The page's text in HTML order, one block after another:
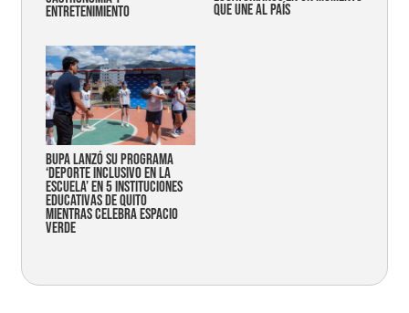
entretenimiento que une al país
Bupa lanzó su programa
‘Deporte Inclusivo en la
Escuela’ en 5 instituciones
educativas de Quito
mientras celebra espacio
verde